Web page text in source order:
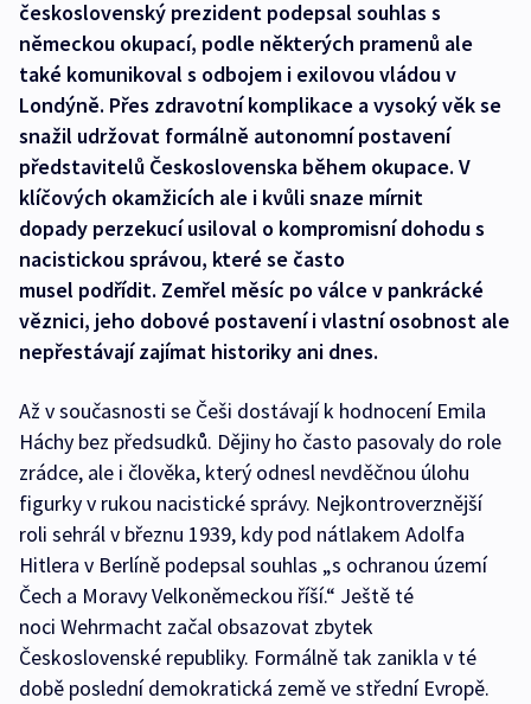
československý prezident podepsal souhlas s
německou okupací, podle některých pramenů ale
také komunikoval s odbojem i exilovou vládou v
Londýně. Přes zdravotní komplikace a vysoký věk se
snažil udržovat formálně autonomní postavení
představitelů Československa během okupace. V
klíčových okamžicích ale i kvůli snaze mírnit
dopady perzekucí usiloval o kompromisní dohodu s
nacistickou správou, které se často
musel podřídit. Zemřel měsíc po válce v pankrácké
věznici, jeho dobové postavení i vlastní osobnost ale
nepřestávají zajímat historiky ani dnes.
Až v současnosti se Češi dostávají k hodnocení Emila
Háchy bez předsudků. Dějiny ho často pasovaly do role
zrádce, ale i člověka, který odnesl nevděčnou úlohu
figurky v rukou nacistické správy. Nejkontroverznější
roli sehrál v březnu 1939, kdy pod nátlakem Adolfa
Hitlera v Berlíně podepsal souhlas „s ochranou území
Čech a Moravy Velkoněmeckou říší.“ Ještě té
noci Wehrmacht začal obsazovat zbytek
Československé republiky. Formálně tak zanikla v té
době poslední demokratická země ve střední Evropě.